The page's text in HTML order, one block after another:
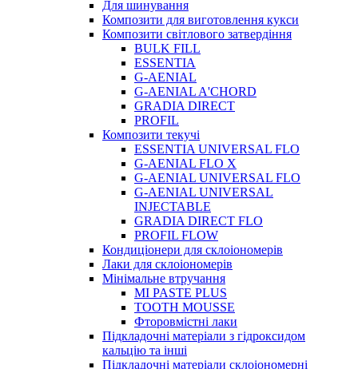
Для шинування
Композити для виготовлення кукси
Композити світлового затвердіння
BULK FILL
ESSENTIA
G-AENIAL
G-AENIAL A'CHORD
GRADIA DIRECT
PROFIL
Композити текучі
ESSENTIA UNIVERSAL FLO
G-AENIAL FLO X
G-AENIAL UNIVERSAL FLO
G-AENIAL UNIVERSAL
INJECTABLE
GRADIA DIRECT FLO
PROFIL FLOW
Кондиціонери для склоіономерів
Лаки для склоіономерів
Мінімальне втручання
MI PASTE PLUS
TOOTH MOUSSE
Фторовмістні лаки
Підкладочні матеріали з гідроксидом
кальцію та інші
Підкладочні матеріали склоіономерні